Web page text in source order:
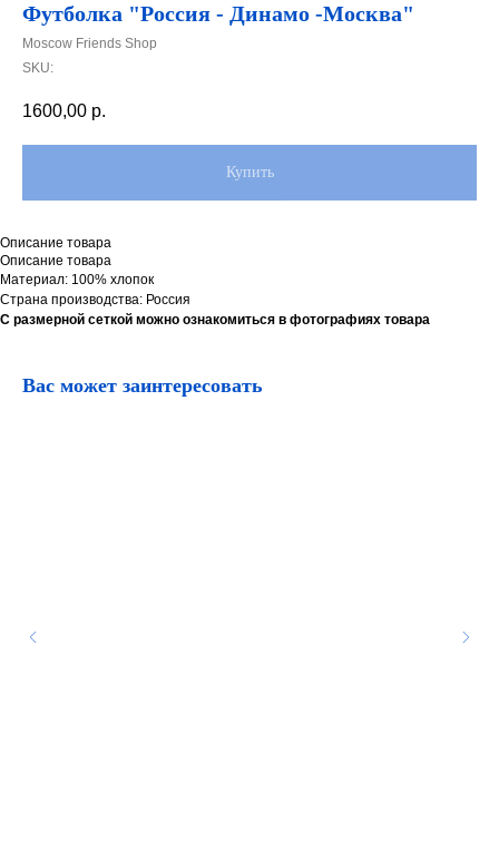
Футболка "Россия - Динамо -Москва"
Moscow Friends Shop
SKU:
1600,00 р.
Купить
Описание товара
Описание товара
Материал: 100% хлопок
Страна производства: Россия
С размерной сеткой можно ознакомиться в фотографиях товара
Вас может заинтересовать